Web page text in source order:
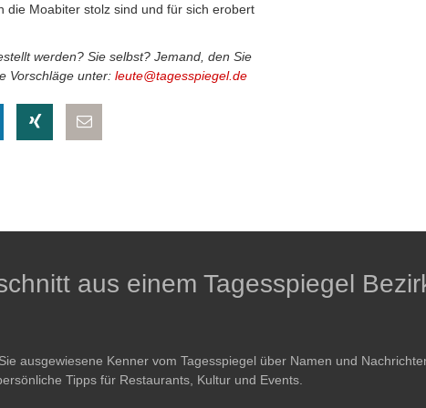
die Moabiter stolz sind und für sich erobert
werden? Sie selbst? Jemand, den Sie
Vorschläge unter: leute@tagesspiegel.de
teilen
LinkedIn teilen
auf Xing teilenper E-Mail teilen
aus einem Tagesspiegel
ausgewiesene Kenner vom Tagesspiegel über Namen und
Tipps für Restaurants, Kultur und Events.